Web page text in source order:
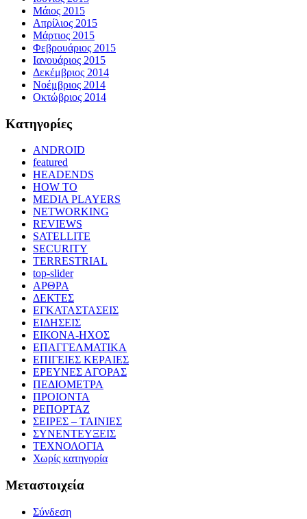
Μάιος 2015
Απρίλιος 2015
Μάρτιος 2015
Φεβρουάριος 2015
Ιανουάριος 2015
Δεκέμβριος 2014
Νοέμβριος 2014
Οκτώβριος 2014
Kατηγορίες
ANDROID
featured
HEADENDS
HOW TO
MEDIA PLAYERS
NETWORKING
REVIEWS
SATELLITE
SECURITY
TERRESTRIAL
top-slider
ΑΡΘΡΑ
ΔΕΚΤΕΣ
ΕΓΚΑΤΑΣΤΑΣΕΙΣ
ΕΙΔΗΣΕΙΣ
ΕΙΚΟΝΑ-ΗΧΟΣ
ΕΠΑΓΓΕΛΜΑΤΙΚΑ
ΕΠΙΓΕΙΕΣ ΚΕΡΑΙΕΣ
ΕΡΕΥΝΕΣ ΑΓΟΡΑΣ
ΠΕΔΙΟΜΕΤΡΑ
ΠΡΟΙΟΝΤΑ
ΡΕΠΟΡΤΑΖ
ΣΕΙΡΕΣ – ΤΑΙΝΙΕΣ
ΣΥΝΕΝΤΕΥΞΕΙΣ
ΤΕΧΝΟΛΟΓΙΑ
Χωρίς κατηγορία
Μεταστοιχεία
Σύνδεση